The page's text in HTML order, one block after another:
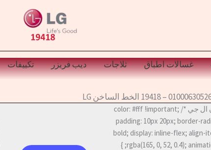
غسالات اطباق ثلاجات ديب فريزر تكييفات
.lg-call-btn { background-color: #A50034; /* لون ال جي */ color: #fff !important;
padding: 10px 20px; border-
bold; display: inline-flex; align-
rgba(165, 0, 52, 0.4); animation: pulse-red 2s infinite; white-space: nowrap; }